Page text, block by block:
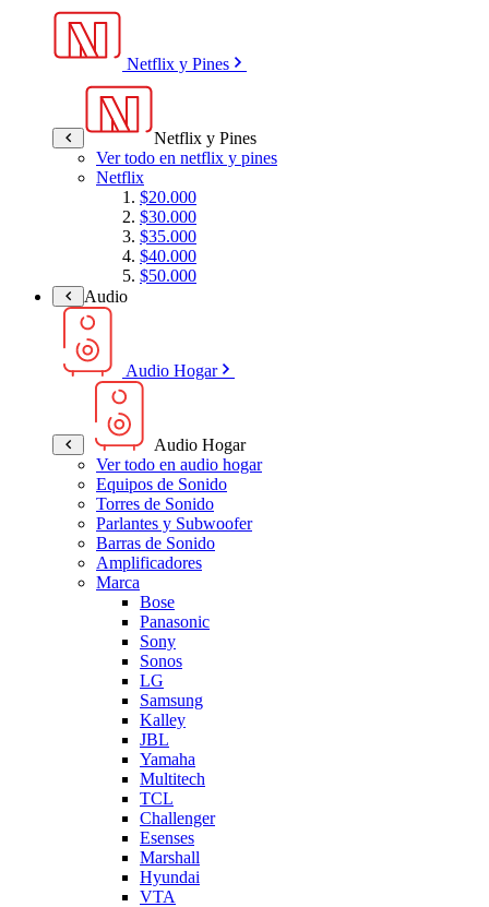
Netflix y Pines
Netflix y Pines
Ver todo en netflix y pines
Netflix
$20.000
$30.000
$35.000
$40.000
$50.000
Audio
Audio Hogar
Audio Hogar
Ver todo en audio hogar
Equipos de Sonido
Torres de Sonido
Parlantes y Subwoofer
Barras de Sonido
Amplificadores
Marca
Bose
Panasonic
Sony
Sonos
LG
Samsung
Kalley
JBL
Yamaha
Multitech
TCL
Challenger
Esenses
Marshall
Hyundai
VTA